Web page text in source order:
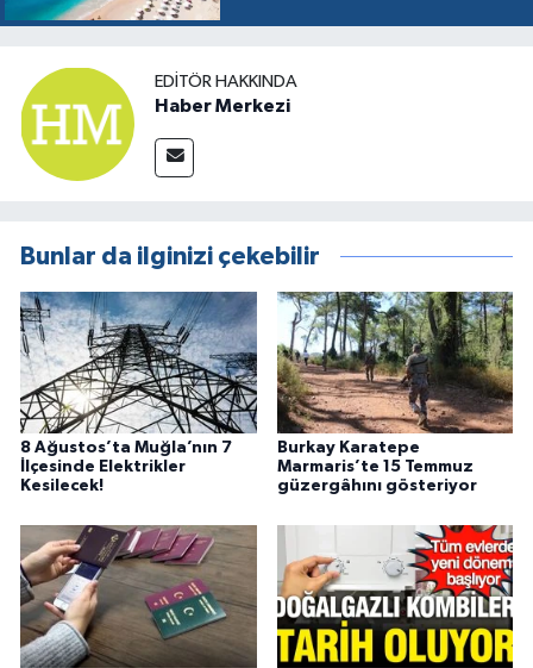
EDITÖR HAKKINDA
Haber Merkezi
Bunlar da ilginizi çekebilir
8 Ağustos’ta Muğla’nın 7
İlçesinde Elektrikler
Kesilecek!
Burkay Karatepe
Marmaris’te 15 Temmuz
güzergâhını gösteriyor